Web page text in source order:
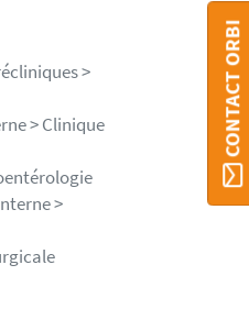
>
> Clinique
>
CONTACT ORBI